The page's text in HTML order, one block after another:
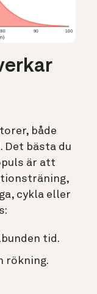
både
Det bästa du
är att
cykla eller
tid.
rökning.